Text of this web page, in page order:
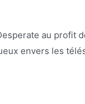
au profit
envers les